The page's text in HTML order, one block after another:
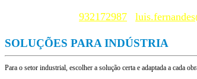
932172987
SOLUÇÕES PARA INDÚSTRIA
Para o setor industrial, escolher a solução certa e adaptada a cada